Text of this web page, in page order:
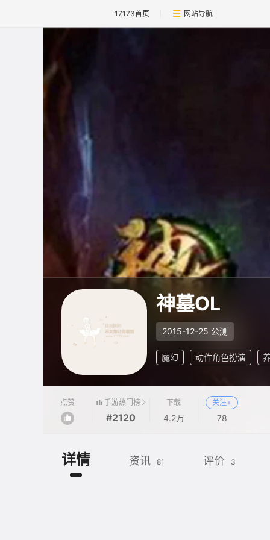
17173首页 网站导航
神墓OL
2015-12-25 公测
魔幻 动作角色扮演
点赞 手游热门榜
#2120
下载
4.2万
关注+
78
详情 资讯 81 评价 3